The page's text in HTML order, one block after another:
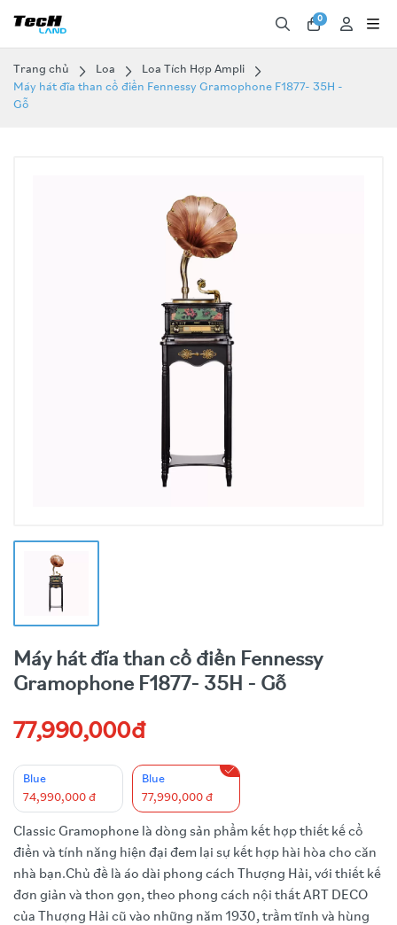
0
Trang chủ Loa
Loa Tích Hợp Ampli
Máy hát đĩa than cổ điển Fennessy Gramophone F1877- 35H -
Gỗ
Máy hát đĩa than cổ điển Fennessy
Gramophone F1877- 35H - Gỗ
77,990,000đ
Blue
74,990,000 đ
Blue
77,990,000 đ
Classic Gramophone là dòng sản phẩm kết hợp thiết kế cổ
điển và tính năng hiện đại đem lại sự kết hợp hài hòa cho căn
nhà bạn.Chủ đề là áo dài phong cách Thượng Hải, với thiết kế
đơn giản và thon gọn, theo phong cách nội thất ART DECO
của Thượng Hải cũ vào những năm 1930, trầm tĩnh và hùng